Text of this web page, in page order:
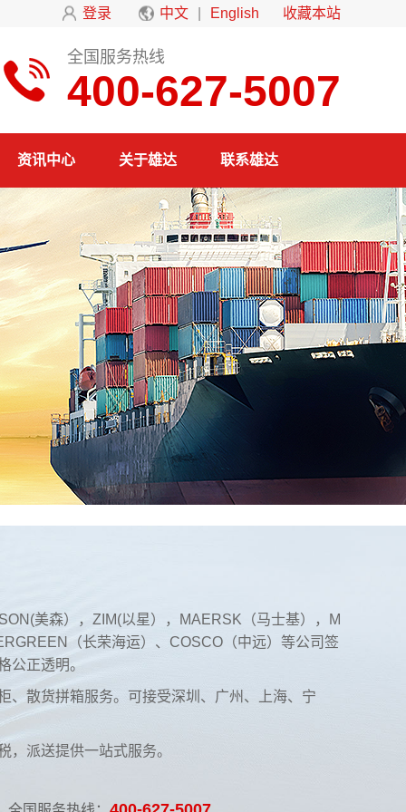
登录 中文 English 收藏本站
全国服务热线
400-627-5007
资讯中心 关于雄达 联系雄达
美森），ZIM(以星），MAERSK（马士基），M
（长荣海运）、COSCO（中远）等公司签
公正透明。
、散货拼箱服务。可接受深圳、广州、上海、宁
，派送提供一站式服务。